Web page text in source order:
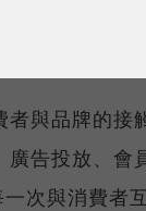
默契的接力
與品牌的接
告投放、會
次與消費者